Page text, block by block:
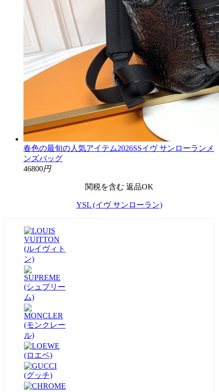
春色の最旬の人気アイテム2026SSイヴ サンローランメ
ンズバッグ
46800円
関税を含む 返品OK
YSL (イヴ サンローラン)